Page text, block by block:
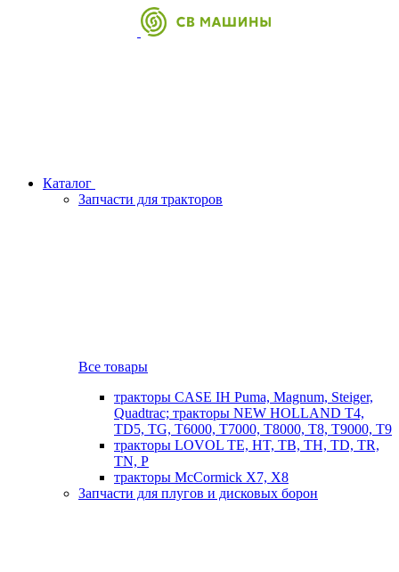
Каталог
Запчасти для тракторов
Все товары
тракторы CASE IH Puma, Magnum, Steiger,
Quadtrac; тракторы NEW HOLLAND T4,
TD5, TG, T6000, T7000, T8000, T8, T9000, T9
тракторы LOVOL TE, HT, TB, TH, TD, TR,
TN, P
тракторы McCormick X7, X8
Запчасти для плугов и дисковых борон